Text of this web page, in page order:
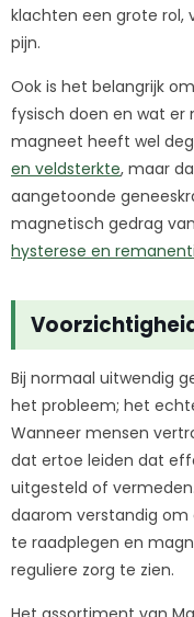
klachten een grote rol,
pijn.
Ook is het belangrijk
fysisch doen en wat er
magneet heeft wel
en veldsterkte, maar
aangetoonde
magnetisch gedrag
hysterese en
Bij normaal uitwendig
het probleem; het
Wanneer mensen
dat ertoe leiden dat
uitgesteld of
daarom verstandig om
te raadplegen en
reguliere zorg te zien.